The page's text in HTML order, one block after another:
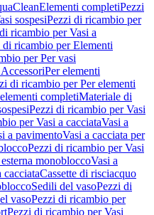
Elementi completiPezzi
sospesiPezzi di ricambio per
ricambio per Vasi a
di ricambio per Elementi
per Per vasi
Per elementi
di ricambio per Per elementi
completiMateriale di
Pezzi di ricambio per Vasi
per Vasi a cacciataVasi a
a pavimentoVasi a cacciata per
Pezzi di ricambio per Vasi
monobloccoVasi a
Cassette di risciacquo
Sedili del vasoPezzi di
vasoPezzi di ricambio per
Pezzi di ricambio per Vasi